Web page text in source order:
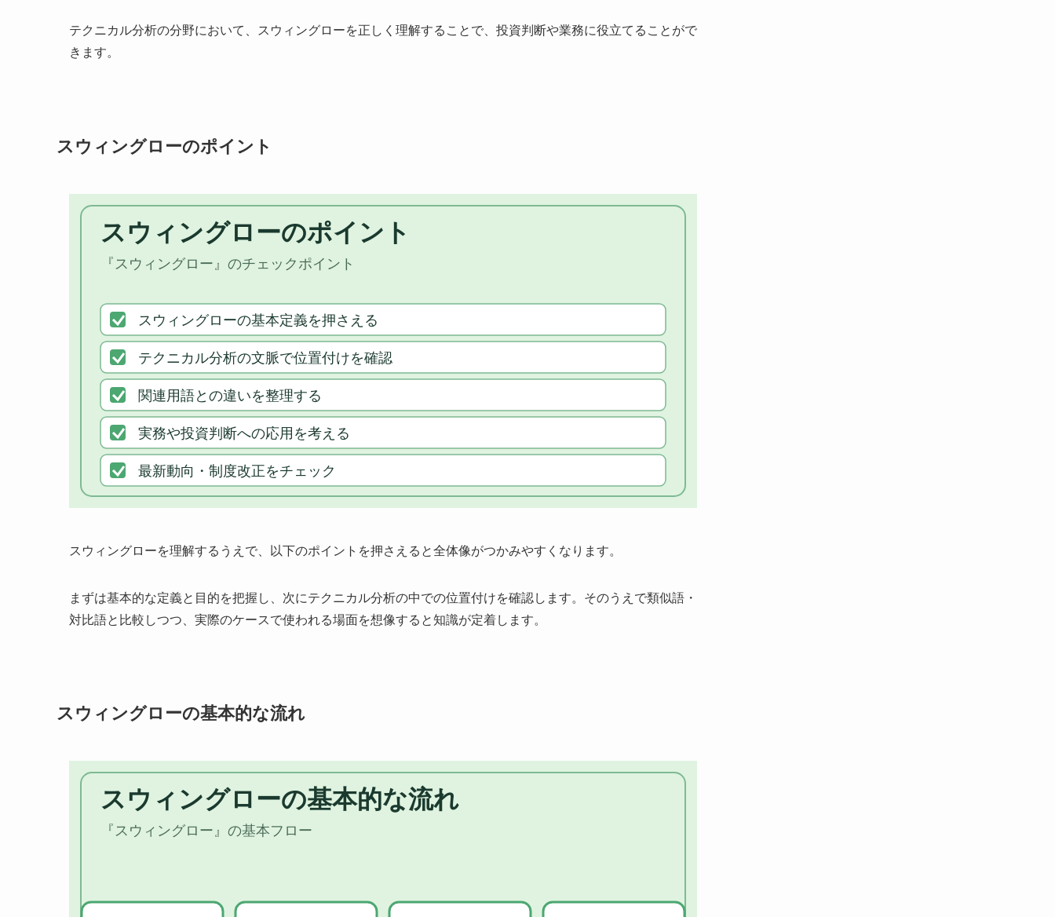
テクニカル分析の分野において、スウィングローを正しく理解することで、投資判断や業務に役立てることがで
きます。
スウィングローのポイント
スウィングローを理解するうえで、以下のポイントを押さえると全体像がつかみやすくなります。
まずは基本的な定義と目的を把握し、次にテクニカル分析の中での位置付けを確認します。そのうえで類似語・
対比語と比較しつつ、実際のケースで使われる場面を想像すると知識が定着します。
スウィングローの基本的な流れ